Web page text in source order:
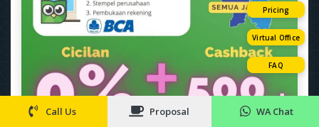
Pricing
Virtual Office
FAQ
Call Us Proposal WA Chat